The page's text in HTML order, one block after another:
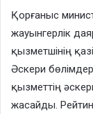
Қорғаныс
жауынгерлік
қызметшінің
Әскери
қызметтің
жасайды.